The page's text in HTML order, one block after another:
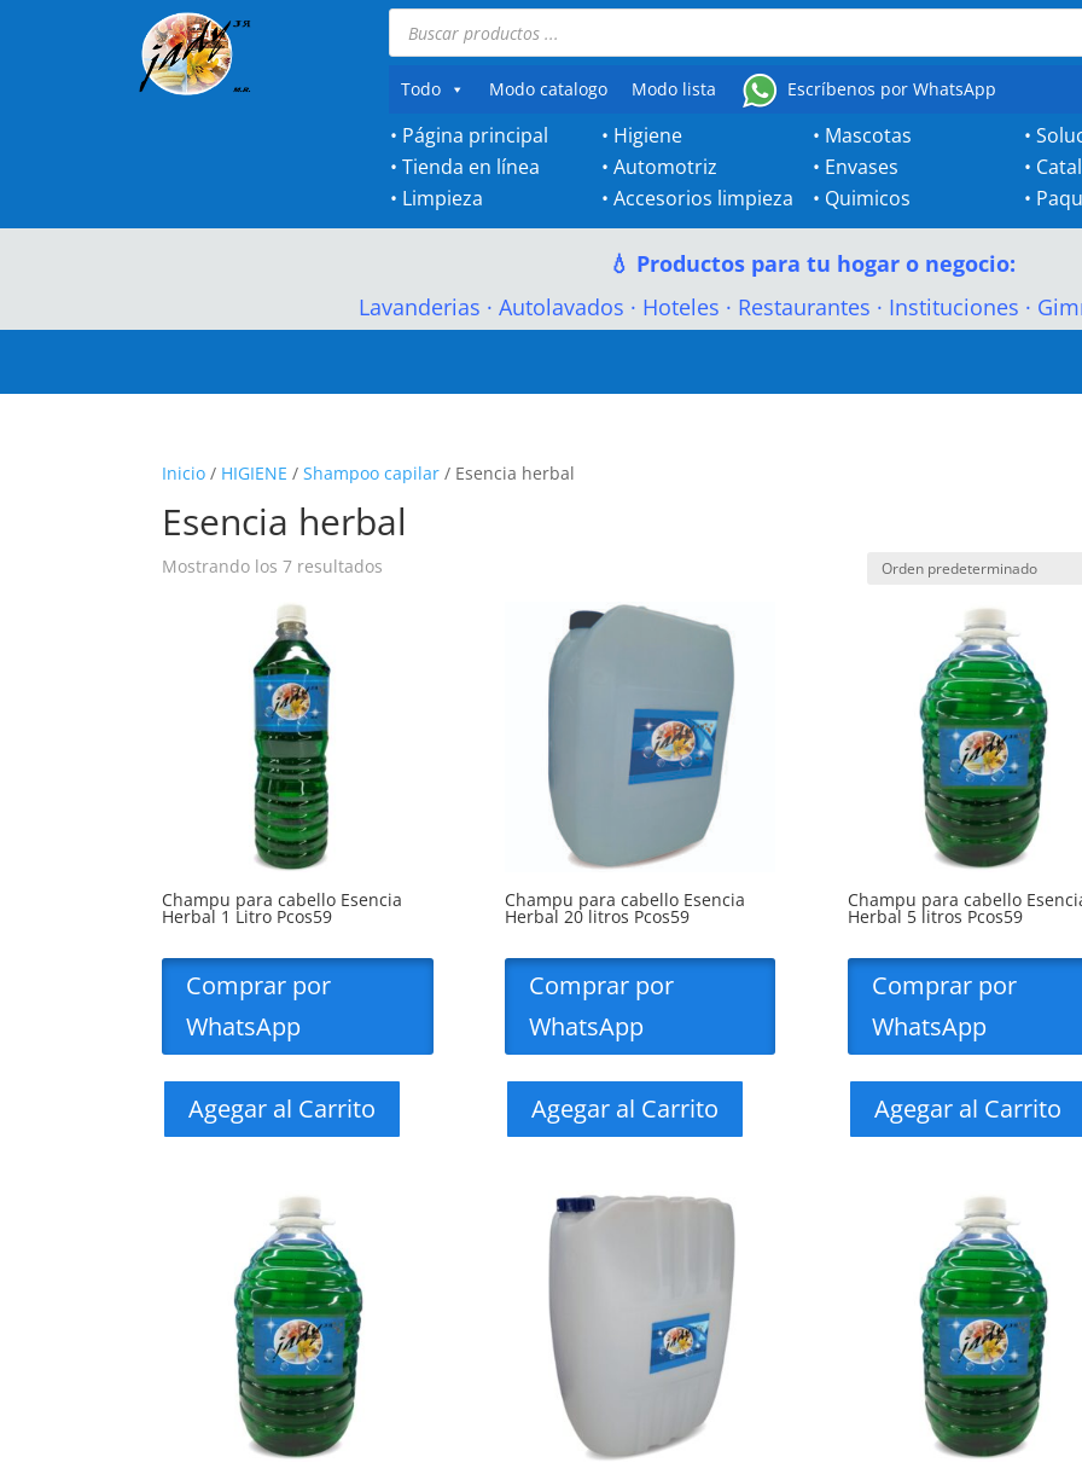
Búsqueda
productos
Todo
Modo catalogo Modo lista Escríbenos por WhatsApp
• Página principal
•Tienda en línea
• Limpieza
• Higiene
•Automotriz
•Accesorios limpieza
• Mascotas
• Envases
• Quimicos
•
•
•
💧 Productos para tu hogar o negocio:
Lavanderias · Autolavados · Hoteles · Restaurantes · Instituciones ·
Inicio / HIGIENE /Shampoo capilar / Esencia herbal
Esencia herbal
Mostrando los 7 resultados
Champu para cabello Esencia
Herbal 1 Litro Pcos59
Comprar por
WhatsApp
Agegar al Carrito
Champu para cabello Esencia
Herbal 20 litros Pcos59
Comprar por
WhatsApp
Agegar al Carrito
Champu para cabello
Herbal 5 litros Pcos59
Comprar por
WhatsApp
Agegar al Carrito